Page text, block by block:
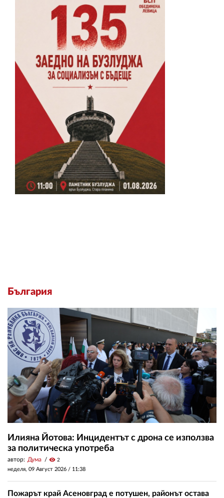
България
Илияна Йотова: Инцидентът с дрона се използва
за политическа употреба
автор: Дума visibility 2
неделя, 09 Август 2026 / 11:38
Пожарът край Асеновград е потушен, районът остава